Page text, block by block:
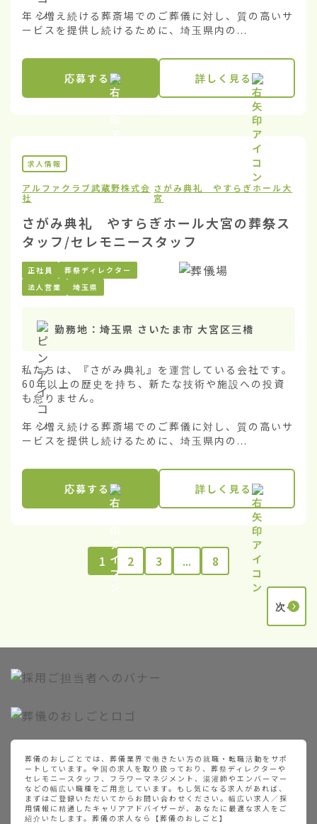
年々増え続ける葬斎場でのご葬儀に対し、質の高いサ
ービスを提供し続けるために、埼玉県内の...
応募する 詳しく見る
求人情報
アルファクラブ武蔵野株式会
社
さがみ典礼 やすらぎホール大
宮
さがみ典礼 やすらぎホール大宮の葬祭ス
タッフ/セレモニースタッフ
正社員
葬祭ディレクター
法人営業
埼玉県
勤務地： 埼玉県 さいたま市 大宮区三橋
私たちは、『さがみ典礼』を運営している会社です。
60年以上の歴史を持ち、新たな技術や施設への投資
も怠りません。
年々増え続ける葬斎場でのご葬儀に対し、質の高いサ
ービスを提供し続けるために、埼玉県内の...
応募する 詳しく見る
1 2 3 ... 8
次へ
葬儀のおしごとでは、葬儀業界で働きたい方の就職・転職活動をサポ
ートしています。全国の求人を取り扱っており、葬祭ディレクターや
セレモニースタッフ、フラワーマネジメント、湯灌師やエンバーマー
などの幅広い職種をご用意しています。もし気になる求人があれば、
まずはご登録いただいてからお問い合わせください。幅広い求人／採
用情報に精通したキャリアアドバイザーが、あなたに最適な求人をご
紹介いたします。葬儀の求人なら【葬儀のおしごと】